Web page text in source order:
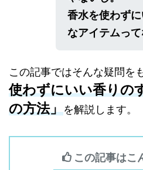
香水を使わず
なアイテムっ
この記事ではそんな疑問を
使わずにいい香りの
の方法」を解説します。
この記事はこ